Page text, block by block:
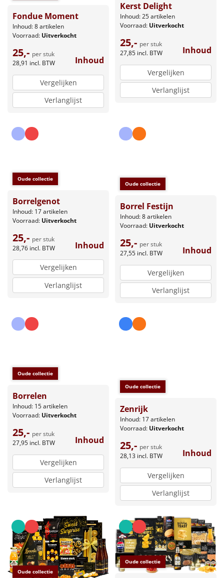
Fondue Moment
Inhoud: 8 artikelen
Voorraad: Uitverkocht
25,- per stuk
28,91 incl. BTW Inhoud
Vergelijken
Verlanglijst
Kerst Delight
Inhoud: 25 artikelen
Voorraad: Uitverkocht
25,- per stuk
27,85 incl. BTW Inhoud
Vergelijken
Verlanglijst
Oude collectie
Borrelgenot
Inhoud: 17 artikelen
Voorraad: Uitverkocht
25,- per stuk
28,76 incl. BTW Inhoud
Vergelijken
Verlanglijst
Oude collectie
Borrel Festijn
Inhoud: 8 artikelen
Voorraad: Uitverkocht
25,- per stuk
27,55 incl. BTW Inhoud
Vergelijken
Verlanglijst
Oude collectie
Borrelen
Inhoud: 15 artikelen
Voorraad: Uitverkocht
25,- per stuk
27,95 incl. BTW Inhoud
Vergelijken
Verlanglijst
Oude collectie
Zenrijk
Inhoud: 17 artikelen
Voorraad: Uitverkocht
25,- per stuk
28,13 incl. BTW Inhoud
Vergelijken
Verlanglijst
Oude collectie
Oude collectie